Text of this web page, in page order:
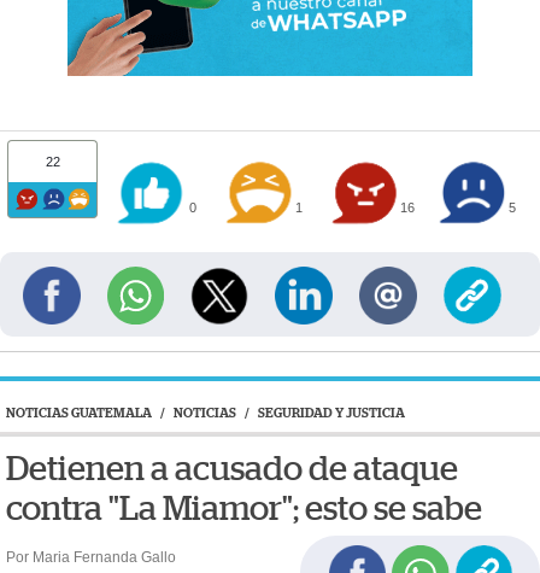
22
0 1 16 5
NOTICIAS GUATEMALA / NOTICIAS / SEGURIDAD Y JUSTICIA
Detienen a acusado de ataque
contra "La Miamor"; esto se sabe
Por Maria Fernanda Gallo